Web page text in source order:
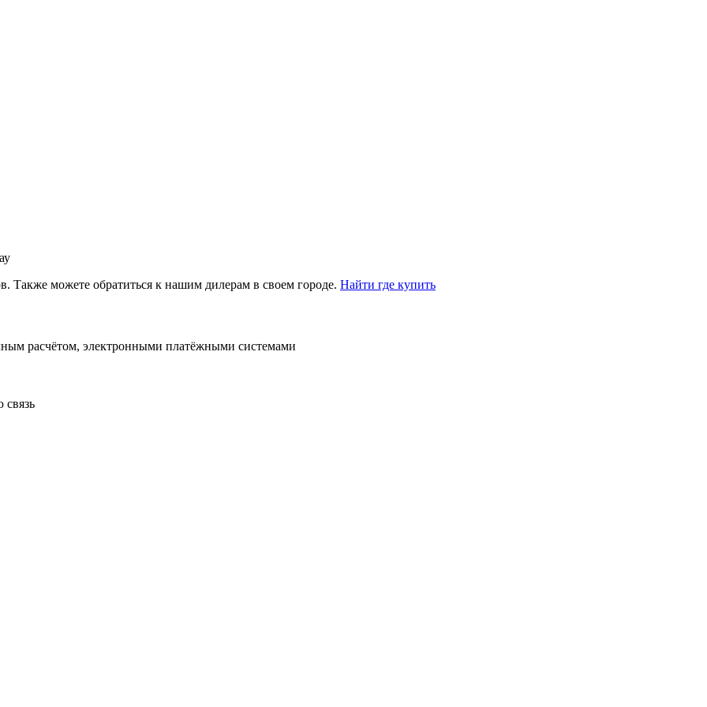
Также можете обратиться к нашим дилерам в своем городе. Найти где купить
расчётом, электронными платёжными системами